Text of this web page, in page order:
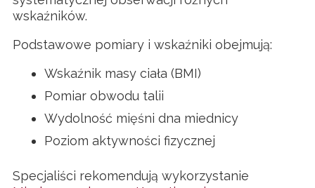
wskaźników.
Podstawowe pomiary i wskaźniki obejmują:
Wskaźnik masy ciała (BMI)
Pomiar obwodu talii
Wydolność mięśni dna miednicy
Poziom aktywności fizycznej
Specjaliści rekomendują wykorzystanie